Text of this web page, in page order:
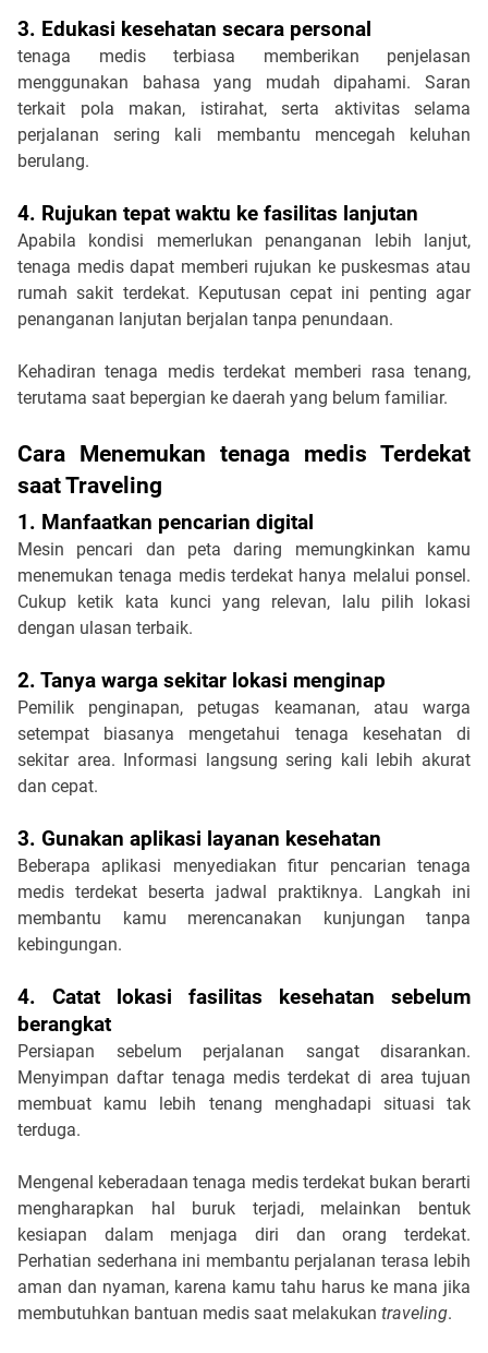
3. Edukasi kesehatan secara personal
tenaga medis terbiasa memberikan penjelasan
menggunakan bahasa yang mudah dipahami. Saran
terkait pola makan, istirahat, serta aktivitas selama
perjalanan sering kali membantu mencegah keluhan
berulang.
4. Rujukan tepat waktu ke fasilitas lanjutan
Apabila kondisi memerlukan penanganan lebih lanjut,
tenaga medis dapat memberi rujukan ke puskesmas atau
rumah sakit terdekat. Keputusan cepat ini penting agar
penanganan lanjutan berjalan tanpa penundaan.
Kehadiran tenaga medis terdekat memberi rasa tenang,
terutama saat bepergian ke daerah yang belum familiar.
Cara Menemukan tenaga medis Terdekat
saat Traveling
1. Manfaatkan pencarian digital
Mesin pencari dan peta daring memungkinkan kamu
menemukan tenaga medis terdekat hanya melalui ponsel.
Cukup ketik kata kunci yang relevan, lalu pilih lokasi
dengan ulasan terbaik.
2. Tanya warga sekitar lokasi menginap
Pemilik penginapan, petugas keamanan, atau warga
setempat biasanya mengetahui tenaga kesehatan di
sekitar area. Informasi langsung sering kali lebih akurat
dan cepat.
3. Gunakan aplikasi layanan kesehatan
Beberapa aplikasi menyediakan fitur pencarian tenaga
medis terdekat beserta jadwal praktiknya. Langkah ini
membantu kamu merencanakan kunjungan tanpa
kebingungan.
4. Catat lokasi fasilitas kesehatan sebelum
berangkat
Persiapan sebelum perjalanan sangat disarankan.
Menyimpan daftar tenaga medis terdekat di area tujuan
membuat kamu lebih tenang menghadapi situasi tak
terduga.
Mengenal keberadaan tenaga medis terdekat bukan berarti
mengharapkan hal buruk terjadi, melainkan bentuk
kesiapan dalam menjaga diri dan orang terdekat.
Perhatian sederhana ini membantu perjalanan terasa lebih
aman dan nyaman, karena kamu tahu harus ke mana jika
membutuhkan bantuan medis saat melakukan traveling.